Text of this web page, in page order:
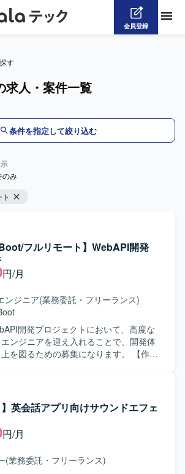
会員登録
す
求人・案件一覧
条件を指定して絞り込む
のみ
フルリモート】WebAPI開発
円/月
ンジニア(業務委託・フリーランス)
開発プロジェクトにおいて、高度な
ンジニアを迎え入れることで、開発体
図るための募集になります。 【作業
知識を理解しながらクリーンアーキテク
想を踏まえた構成を検討し、コードレビ
上にも主体的に取り組んでいただきま
活用を含め、開発効率の向上に向けた
だきます。 【求める人物像】
リーンアーキテクチャなど）への理解
見つけて解決策を提案・実行できる能
】英会話アプリ向けサウンドエフェ
円/月
(業務委託・フリーランス)